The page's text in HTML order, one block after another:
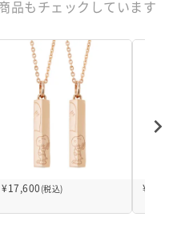
品もチェックしています
¥ 17,600 (税込) ¥